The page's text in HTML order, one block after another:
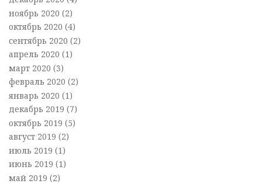
ноябрь 2020 (2)
октябрь 2020 (4)
сентябрь 2020 (2)
апрель 2020 (1)
март 2020 (3)
февраль 2020 (2)
январь 2020 (1)
декабрь 2019 (7)
октябрь 2019 (5)
август 2019 (2)
июль 2019 (1)
июнь 2019 (1)
май 2019 (2)